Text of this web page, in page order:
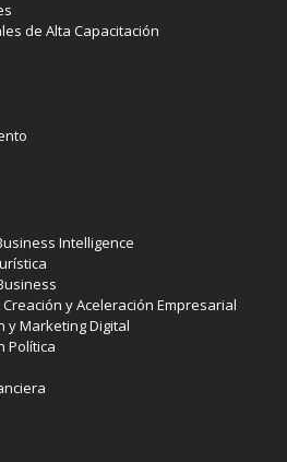
de Alta Capacitación
Intelligence
y Aceleración Empresarial
y Marketing Digital
Política